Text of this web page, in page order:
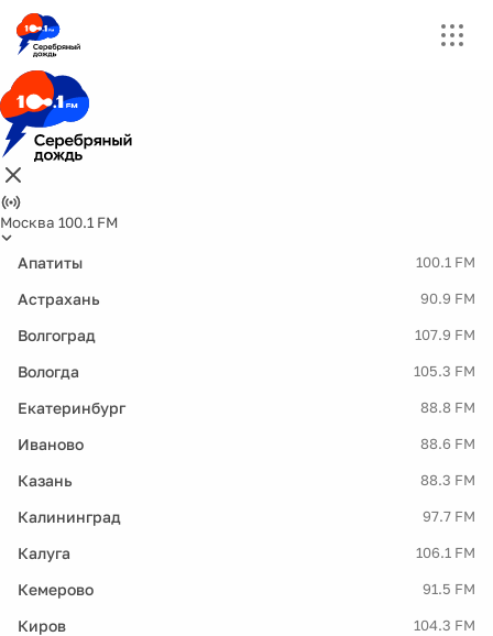
Москва 100.1 FM
Апатиты 100.1 FM
Астрахань 90.9 FM
Волгоград 107.9 FM
Вологда 105.3 FM
Екатеринбург 88.8 FM
Иваново 88.6 FM
Казань 88.3 FM
Калининград 97.7 FM
Калуга 106.1 FM
Кемерово 91.5 FM
Киров 104.3 FM